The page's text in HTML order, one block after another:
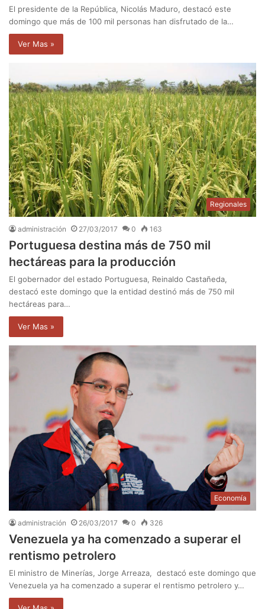
El presidente de la República, Nicolás Maduro, destacó este
domingo que más de 100 mil personas han disfrutado de la…
Ver Mas »
Regionales
administración 27/03/2017 0 163
Portuguesa destina más de 750 mil
hectáreas para la producción
El gobernador del estado Portuguesa, Reinaldo Castañeda,
destacó este domingo que la entidad destinó más de 750 mil
hectáreas para…
Ver Mas »
Economía
administración 26/03/2017 0 326
Venezuela ya ha comenzado a superar el
rentismo petrolero
El ministro de Minerías, Jorge Arreaza, destacó este domingo que
Venezuela ya ha comenzado a superar el rentismo petrolero y…